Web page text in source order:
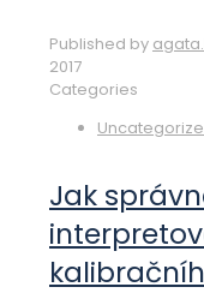
Published by
2017
Categories
Jak